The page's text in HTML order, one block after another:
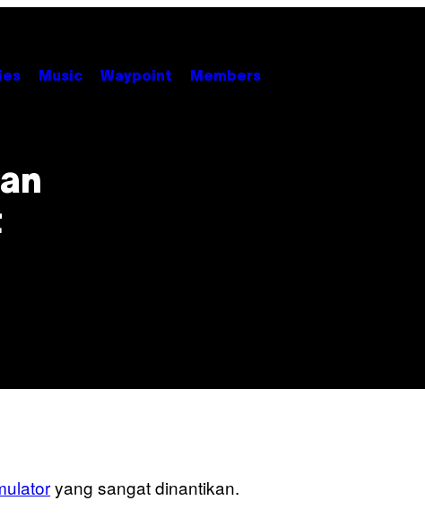
Music Waypoint Members
yang sangat dinantikan.